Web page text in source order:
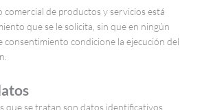
comercial de productos y servicios está
que se le solicita, sin que en ningún
consentimiento condicione la ejecución del
que se tratan son datos identificativos.